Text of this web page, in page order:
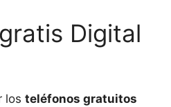
Digital
los teléfonos gratuitos